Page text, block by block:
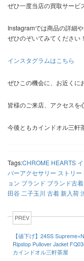
ぜひ一度当店の買取サービ
Instagramでは商品の詳細
ぜひのぞいてみてください！
インスタグラムはこちら
ぜひこの機会に、お近くに
皆様のご来店、アクセスを
今後ともカインドオル三軒
Tags:CHROME HEARTS
バーアクセサリー ストリ
ョン ブランド ブランド古着
田谷 二子玉川 古着新入荷
PREV
【値下げ】24SS
Ripstop Pullover Jacket
カインドオル三軒茶屋